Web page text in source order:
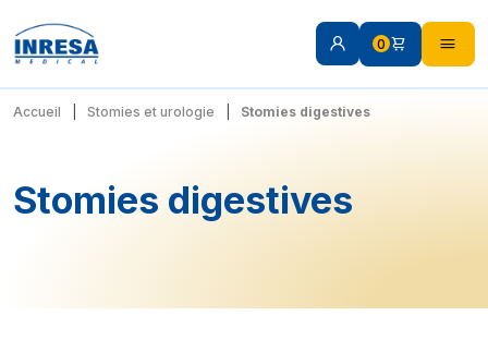
0
Accueil Stomies et urologie Stomies digestives
Stomies digestives